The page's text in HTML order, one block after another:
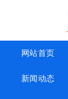
网站首页
新闻动态